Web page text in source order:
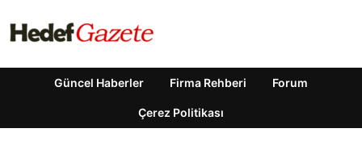
Güncel Haberler Firma Rehberi Forum
Çerez Politikası